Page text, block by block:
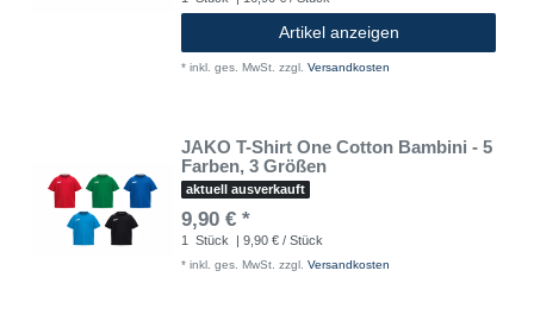
Artikel anzeigen
* inkl. ges. MwSt. zzgl. Versandkosten
JAKO T-Shirt One Cotton Bambini - 5
Farben, 3 Größen
aktuell ausverkauft
9,90 € *
1 Stück | 9,90 € / Stück
* inkl. ges. MwSt. zzgl. Versandkosten